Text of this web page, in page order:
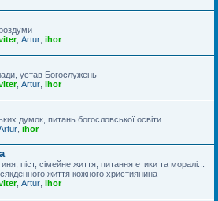
, Artur ihor
устав Богослужень
, Artur ihor
думок, питань богословської освіти
ihor
піст, сімейне життя, питання етики та моралі...
життя кожного християнина
, Artur ihor